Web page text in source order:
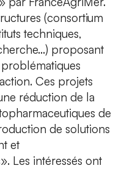
(consortium
techniques,
proposant
Ces projets
réduction de la
de
de solutions
et
Les intéressés ont